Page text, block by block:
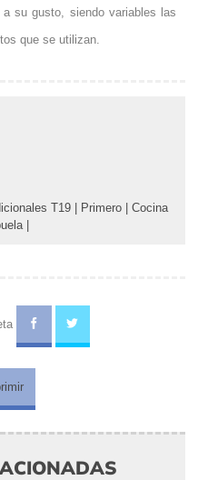
su gusto, siendo variables las
que se utilizan.
T19 Primero
Cocina